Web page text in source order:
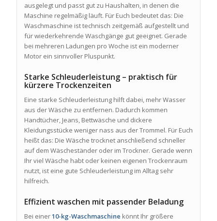
ausgelegt und passt gut zu Haushalten, in denen die
Maschine regelmäßig läuft. Für Euch bedeutet das: Die
Waschmaschine ist technisch zeitgemäß aufgestellt und
für wiederkehrende Waschgänge gut geeignet. Gerade
bei mehreren Ladungen pro Woche ist ein moderner
Motor ein sinnvoller Pluspunkt.
Starke Schleuderleistung – praktisch für
kürzere Trockenzeiten
Eine starke Schleuderleistung hilft dabei, mehr Wasser
aus der Wäsche zu entfernen. Dadurch kommen
Handtücher, Jeans, Bettwäsche und dickere
Kleidungsstücke weniger nass aus der Trommel. Für Euch
heißt das: Die Wäsche trocknet anschließend schneller
auf dem Wäscheständer oder im Trockner. Gerade wenn
Ihr viel Wäsche habt oder keinen eigenen Trockenraum
nutzt, ist eine gute Schleuderleistung im Alltag sehr
hilfreich.
Effizient waschen mit passender Beladung
Bei einer10-kg-Waschmaschine könnt Ihr größere